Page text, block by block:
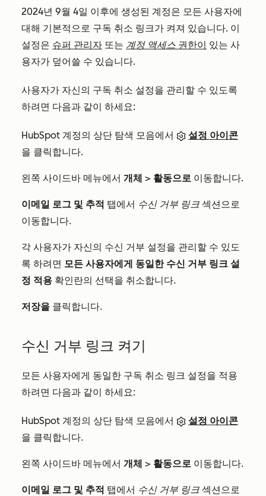
2024년 9월 4일 이후에 생성된 계정은 모든 사용자에
대해 기본적으로 구독 취소 링크가 켜져 있습니다. 이
설정은 슈퍼 관리자 또는 계정 액세스 권한이 있는 사
용자가 덮어쓸 수 있습니다.
사용자가 자신의 구독 취소 설정을 관리할 수 있도록
하려면 다음과 같이 하세요:
HubSpot 계정의 상단 탐색 모음에서
설정 아이콘
을 클릭합니다.
왼쪽 사이드바 메뉴에서 개체 > 활동으로 이동합니다.
이메일 로그 및 추적 탭에서 수신 거부 링크 섹션으로
이동합니다.
각 사용자가 자신의 수신 거부 설정을 관리할 수 있도
록 하려면 모든 사용자에게 동일한 수신 거부 링크 설
정 적용 확인란의 선택을 취소합니다.
저장을 클릭합니다.
수신 거부 링크 켜기
모든 사용자에게 동일한 구독 취소 링크 설정을 적용
하려면 다음과 같이 하세요:
HubSpot 계정의 상단 탐색 모음에서
설정 아이콘
을 클릭합니다.
왼쪽 사이드바 메뉴에서 개체 > 활동으로 이동합니다.
이메일 로그 및 추적 탭에서 수신 거부 링크 섹션으로